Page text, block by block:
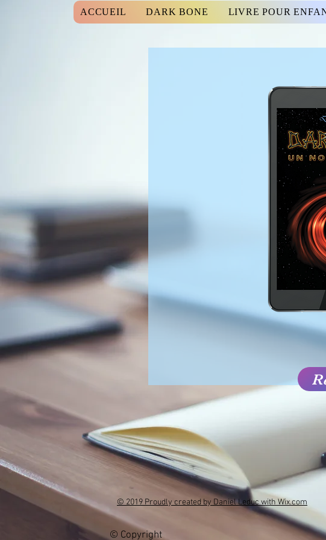
ACCUEIL DARK BONE LIVRE POUR
© 2019 Proudly created by Daniel Leduc with Wix.com
© Copyright